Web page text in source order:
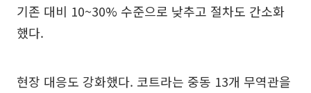
기존 대비 10~30% 수준으로 낮추고 절차도 간소화
했다.
현장 대응도 강화했다. 코트라는 중동 13개 무역관을